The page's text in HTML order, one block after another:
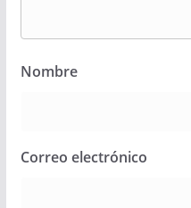
Nombre
Correo electrónico